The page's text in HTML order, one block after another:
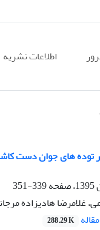
اطلاعات نشریه
339-351
غلامرضا هادیزاده
288.29 K